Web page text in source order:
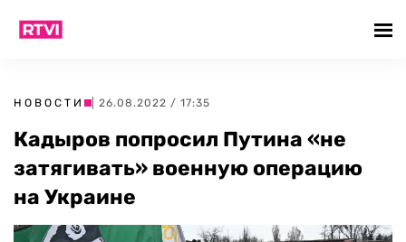
НОВОСТИ | 26.08.2022 / 17:35
Кадыров попросил Путина «не
затягивать» военную операцию
на Украине